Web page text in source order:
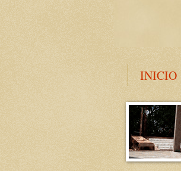
INICIO